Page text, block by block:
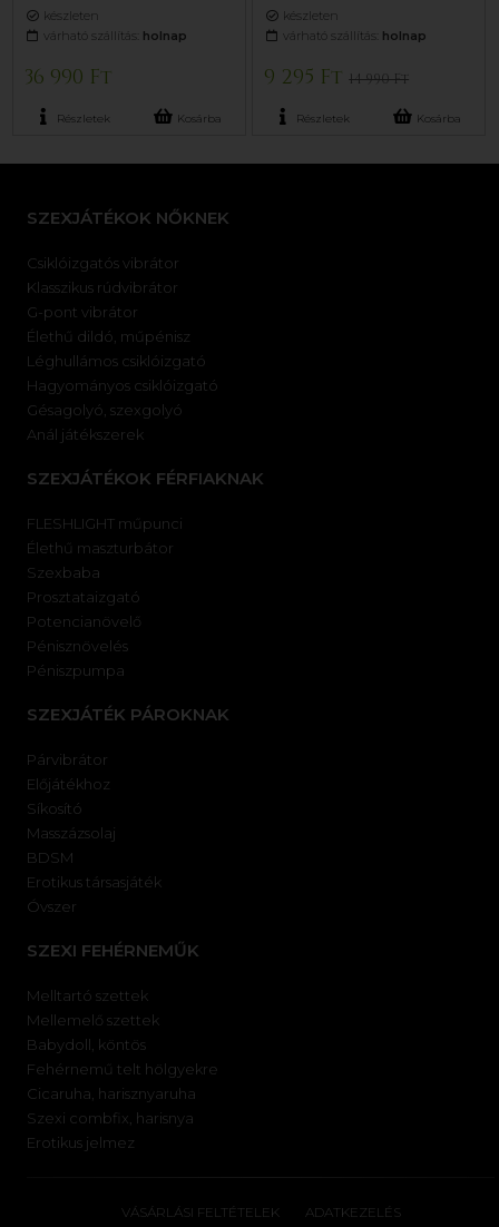
készleten
várható szállítás: holnap
36 990 Ft
Részletek Kosárba
készleten
várható szállítás: holnap
9 295 Ft14 990 Ft
Részletek Kosárba
SZEXJÁTÉKOK NŐKNEK
Csiklóizgatós vibrátor
Klasszikus rúdvibrátor
G-pont vibrátor
Élethű dildó, műpénisz
Léghullámos csiklóizgató
Hagyományos csiklóizgató
Gésagolyó, szexgolyó
Anál játékszerek
SZEXJÁTÉKOK FÉRFIAKNAK
FLESHLIGHT műpunci
Élethű maszturbátor
Szexbaba
Prosztataizgató
Potencianövelő
Pénisznövelés
Péniszpumpa
SZEXJÁTÉK PÁROKNAK
Párvibrátor
Előjátékhoz
Síkosító
Masszázsolaj
BDSM
Erotikus társasjáték
Óvszer
SZEXI FEHÉRNEMŰK
Melltartó szettek
Mellemelő szettek
Babydoll, köntös
Fehérnemű telt hölgyekre
Cicaruha, harisznyaruha
Szexi combfix, harisnya
Erotikus jelmez
VÁSÁRLÁSI FELTÉTELEK ADATKEZELÉS